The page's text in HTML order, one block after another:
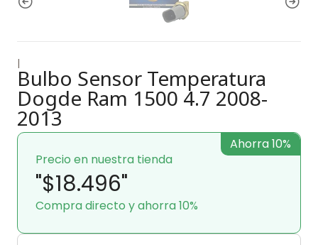
|
Bulbo Sensor Temperatura
Dogde Ram 1500 4.7 2008-
2013
Precio en nuestra tienda
"$18.496"
Compra directo y ahorra 10%
Ahorra 10%